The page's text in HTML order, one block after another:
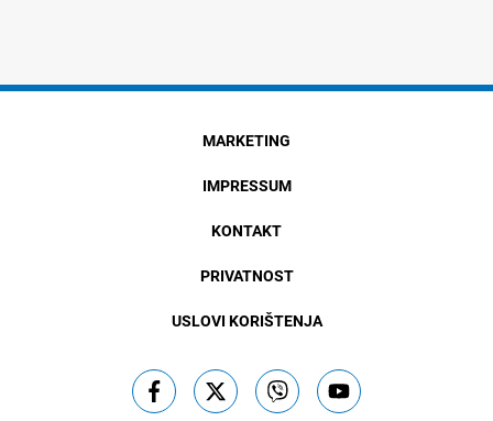
MARKETING
IMPRESSUM
KONTAKT
PRIVATNOST
USLOVI KORIŠTENJA